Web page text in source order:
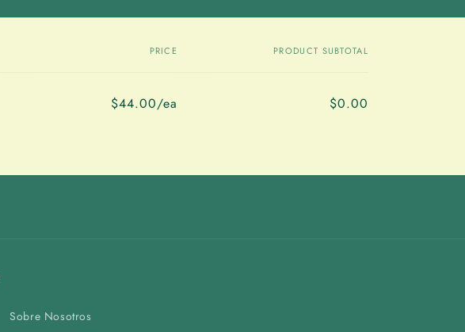
PRICE PRODUCT SUBTOTAL
$44.00/ea $0.00
Sobre Nosotros